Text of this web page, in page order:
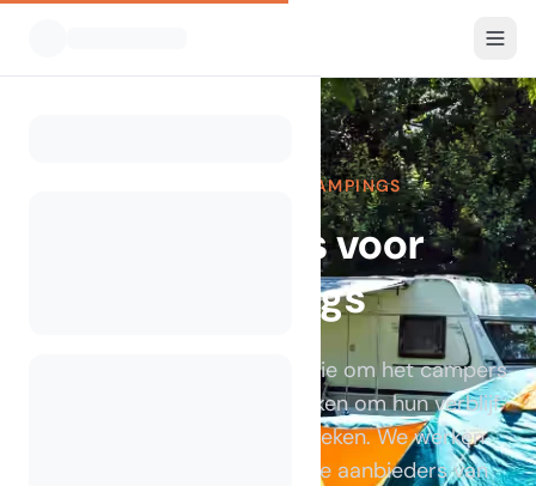
CAMPLINQ VOOR CAMPINGS
Integraties voor
campings
Bij CamplinQ is het onze missie om het campers
en gasten gemakkelijk te maken om hun verblijf
direct op ons portaal te boeken. We werken
samen met toonaangevende aanbieders van